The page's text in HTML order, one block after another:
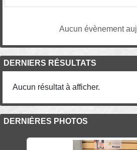
Aucun évènement
DERNIERS RÉSULTATS
Aucun résultat à afficher.
DERNIÈRES PHOTOS